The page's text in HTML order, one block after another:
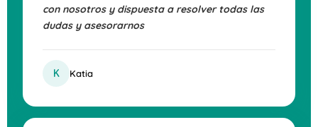
con nosotros y dispuesta a resolver todas las
dudas y asesorarnos
K Katia